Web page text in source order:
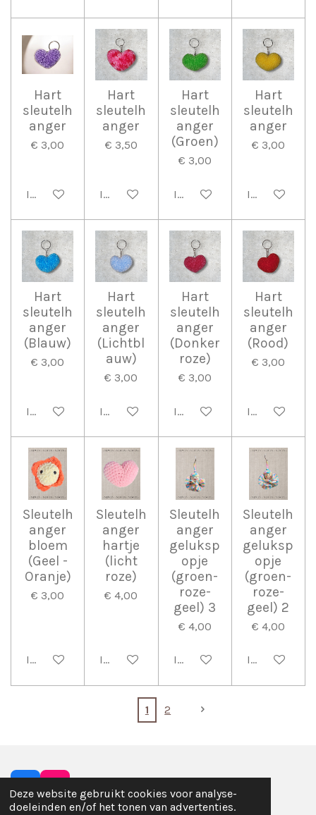
Deze website gebruikt cookies voor analyse-
doeleinden en/of het tonen van advertenties.
Hart
sleutelh
anger
€ 3,00
In winkelwagen
Hart
sleutelh
anger
€ 3,50
In winkelwagen
Hart
sleutelh
anger
(Groen)
€ 3,00
In winkelwagen
Hart
sleutelh
anger
€ 3,00
In
Hart
sleutelh
anger
(Blauw)
€ 3,00
In winkelwagen
Hart
sleutelh
anger
(Lichtbl
auw)
€ 3,00
In winkelwagen
Hart
sleutelh
anger
(Donker
roze)
€ 3,00
In winkelwagen
Hart
sleutelh
anger
(Rood)
€ 3,00
In
Sleutelh
anger
bloem
(Geel -
Oranje)
€ 3,00
In winkelwagen
Sleutelh
anger
hartje
(licht
roze)
€ 4,00
In winkelwagen
Sleutelh
anger
geluksp
opje
(groen-
roze-
geel) 3
€ 4,00
In winkelwagen
Sleutelh
anger
geluksp
opje
(groen-
roze-
geel) 2
€ 4,00
In
1 2
F
a
I
n